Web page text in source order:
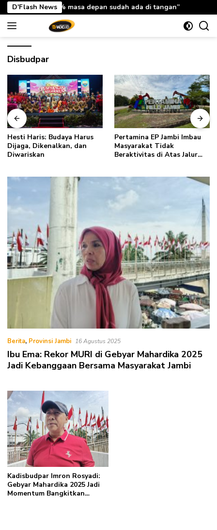
Langsung
ke
konten
D'Flash News
depan sudah ada di tangan” Hesti Haris: Rabu Berkah
Disbudpar
Hesti Haris: Budaya Harus
Dijaga, Dikenalkan, dan
Diwariskan
Pertamina EP Jambi Imbau
Masyarakat Tidak
Beraktivitas di Atas Jalur
Berita, Provinsi Jambi 16 Agustus 2025
Ibu Ema: Rekor MURI di Gebyar Mahardika 2025
Jadi Kebanggaan Bersama Masyarakat Jambi
Kadisbudpar Imron Rosyadi:
Gebyar Mahardika 2025 Jadi
Momentum Bangkitkan